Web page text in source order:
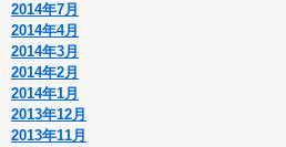
2014年7月
2014年4月
2014年3月
2014年2月
2014年1月
2013年12月
2013年11月